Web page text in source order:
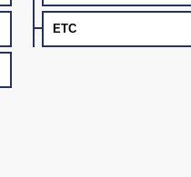
ETC